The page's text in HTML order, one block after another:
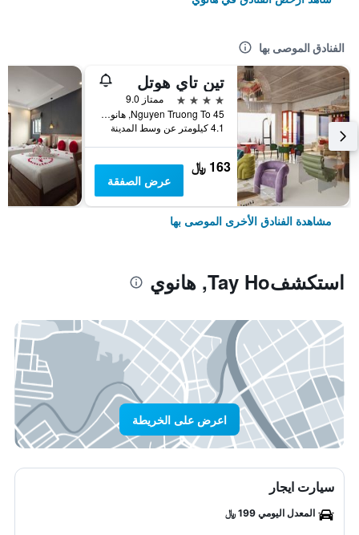
الفنادق الموصى بها
تين تاي هوتل
4 نجوم
ممتاز 9.0
45 Nguyen Truong To, هانوي, فيتنام
4.1 كيلومتر عن وسط المدينة
163 ﷼
عرض الصفقة
مشاهدة الفنادق الأخرى الموصى بها
استكشفTay Ho, هانوي
اعرض على الخريطة
سيارت ايجار
المعدل اليومي 199 ﷼